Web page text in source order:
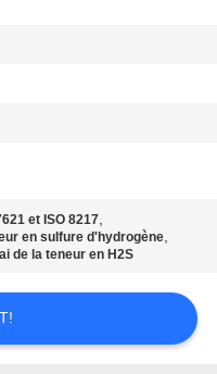
et ISO 8217,
en sulfure d'hydrogène,
de la teneur en H2S